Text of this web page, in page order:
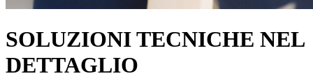
SOLUZIONI TECNICHE NEL
DETTAGLIO